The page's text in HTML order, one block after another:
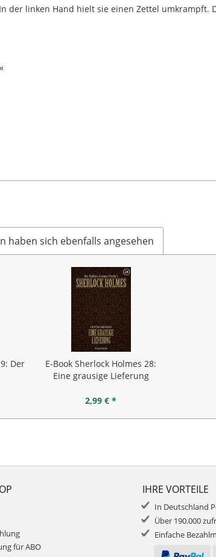
der linken Hand hielt sie einen Zettel umkrampft.
haben sich ebenfalls angesehen
Der
E-Book Sherlock Holmes 28:
Eine grausige Lieferung
2,99 € *
für ABO
IHRE VORTEILE
In Deutschland
Über 190.000
Einfache